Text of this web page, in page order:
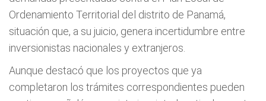
Ordenamiento Territorial del distrito de Panamá,
situación que, a su juicio, genera incertidumbre entre
inversionistas nacionales y extranjeros.
Aunque destacó que los proyectos que ya
completaron los trámites correspondientes pueden